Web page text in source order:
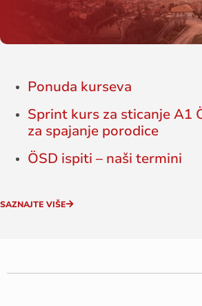
Ponuda kurseva
Sprint kurs za sticanje A1
za spajanje porodice
ÖSD ispiti – naši termini
SAZNAJTE VIŠE